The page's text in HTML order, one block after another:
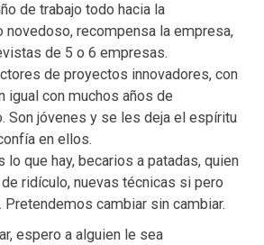
de trabajo todo hacia la
novedoso, recompensa la empresa,
de 5 o 6 empresas.
de proyectos innovadores, con
igual con muchos años de
Son jóvenes y se les deja el espíritu
en ellos.
lo que hay, becarios a patadas, quien
ridículo, nuevas técnicas si pero
Pretendemos cambiar sin cambiar.
espero a alguien le sea